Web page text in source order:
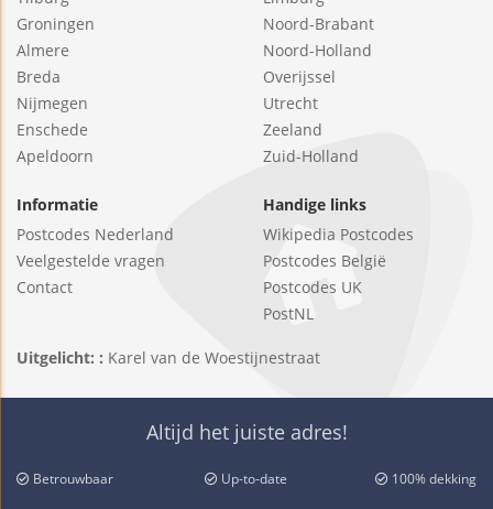
Groningen
Almere
Breda
Nijmegen
Enschede
Apeldoorn
Noord-Brabant
Noord-Holland
Overijssel
Utrecht
Zeeland
Zuid-Holland
Informatie
Postcodes Nederland
Veelgestelde vragen
Contact
Handige links
Wikipedia Postcodes
Postcodes België
Postcodes UK
PostNL
Uitgelicht: : Karel van de Woestijnestraat
Altijd het juiste adres!
Betrouwbaar Up-to-date 100% dekking